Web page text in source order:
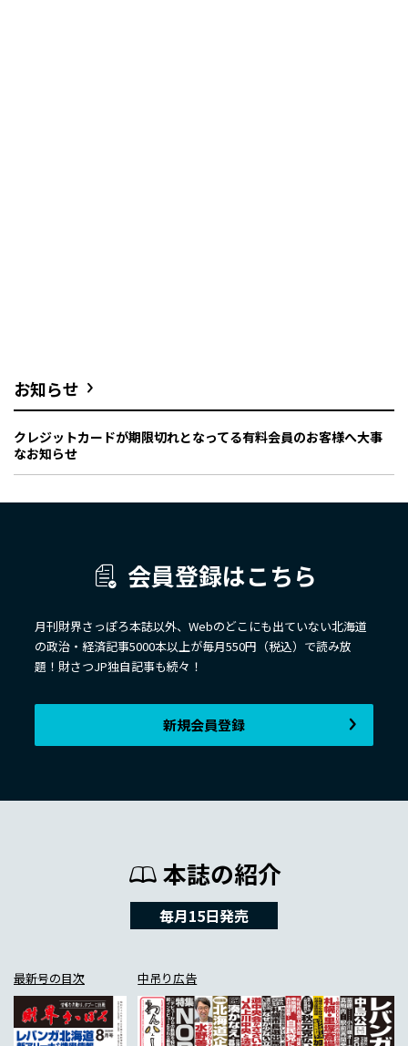
お知らせ
クレジットカードが期限切れとなってる有料会員のお客様へ大事
なお知らせ
会員登録はこちら
月刊財界さっぽろ本誌以外、Webのどこにも出ていない北海道
の政治・経済記事5000本以上が毎月550円（税込）で読み放
題！財さつJP独自記事も続々！
新規会員登録
本誌の紹介
毎月15日発売
最新号の目次 中吊り広告